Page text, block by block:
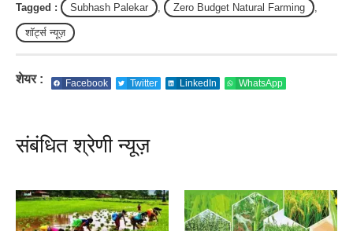
Tagged : Subhash Palekar Zero Budget Natural Farming
शॉर्ट्स न्यूज़
शेयर : Facebook Twitter LinkedIn WhatsApp
संबंधित श्रेणी न्यूज़